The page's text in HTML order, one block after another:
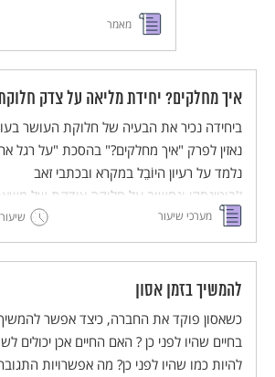
מיועד לשילוב בהוראה בחטיבת
החברה והרוח, ויש בו חמישה
מאמר
איך מחלקים? יחידת מליאה על צדק
ביחידה נכיר את הבעיה של חלוקת העושר
נאזין לפרק "איך מחלקים?" בהסכת "על רגל
נלמד על רעיון היוֹבֵל במקרא ובכתבי זאב
ז'בוטינסקי ונחשוב על חלוקה צודקת של
מערכי שיעור
להמשיך בזמן אסון
כשאסון פוקד את החברה, כיצד אפשר
בחיים שהיו לפני כן ? האם החיים אכן יכולים
להיות כמו שהיו לפני כן? מה אפשרויות